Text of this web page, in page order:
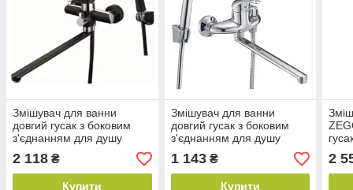
Змішувач для ванни
довгий гусак з боковим
з'єднанням для душу
A036YB
2 118 ₴
Купити
Змішувач для ванни
довгий гусак з боковим
з'єднанням для душу
ZEGOR (TROYA) NHK-7-B
048
1 143₴
Купити
2